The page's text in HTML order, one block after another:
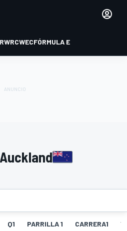
WRCWECFÓRMULA E
Q1 PARRILLA 1 CARRERA1